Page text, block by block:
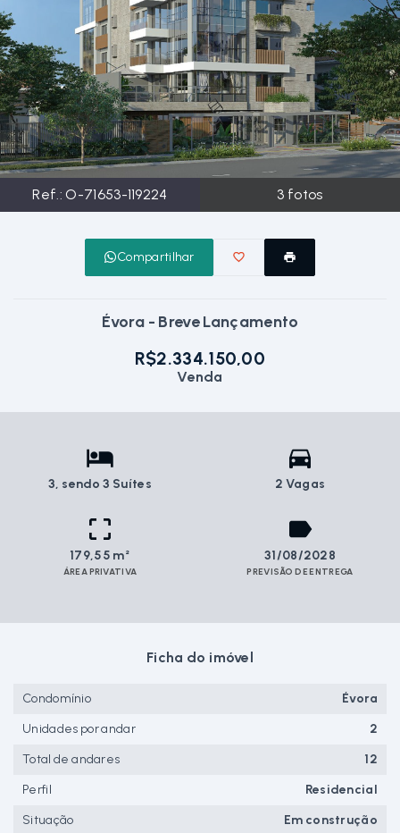
Ref.:O-71653-119224 3 fotos
Compartilhar
Évora - Breve Lançamento
R$2.334.150,00
Venda
3, sendo 3 Suítes 2 Vagas
179,55 m²
ÁREA PRIVATIVA
31/08/2028
PREVISÃO DE ENTREGA
Ficha do imóvel
Condomínio
Évora
Unidades por andar
2
Total de andares
12
Perfil
Residencial
Situação
Em construção